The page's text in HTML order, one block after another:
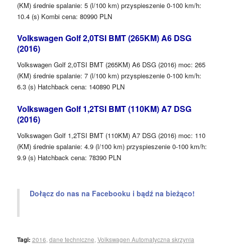
(KM) średnie spalanie: 5 (l/100 km) przyspieszenie 0-100 km/h:
10.4 (s) Kombi cena: 80990 PLN
Volkswagen Golf 2,0TSI BMT (265KM) A6 DSG
(2016)
Volkswagen Golf 2,0TSI BMT (265KM) A6 DSG (2016) moc: 265
(KM) średnie spalanie: 7 (l/100 km) przyspieszenie 0-100 km/h:
6.3 (s) Hatchback cena: 140890 PLN
Volkswagen Golf 1,2TSI BMT (110KM) A7 DSG
(2016)
Volkswagen Golf 1,2TSI BMT (110KM) A7 DSG (2016) moc: 110
(KM) średnie spalanie: 4.9 (l/100 km) przyspieszenie 0-100 km/h:
9.9 (s) Hatchback cena: 78390 PLN
Dołącz do nas na Facebooku i bądź na bieżąco!
Tagi: 2016 dane techniczne Volkswagen Automatyczna skrzynia